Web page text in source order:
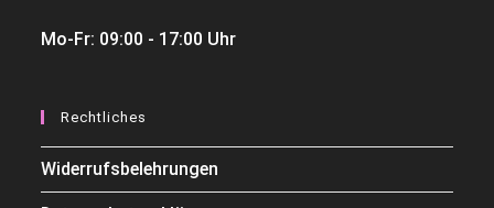
Mo-Fr: 09:00 - 17:00 Uhr
Rechtliches
Widerrufsbelehrungen